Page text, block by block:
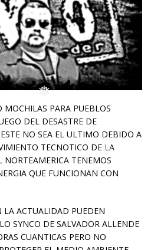
❅
❅
❅
❅
❅
❅
MOCHILAS PARA PUEBLOS
DEL DESASTRE DE
NO SEA EL ULTIMO DEBIDO A
TECNOTICO DE LA
NORTEAMERICA TENEMOS
QUE FUNCIONAN CON
LA ACTUALIDAD PUEDEN
SYNCO DE SALVADOR ALLENDE
CUANTICAS PERO NO